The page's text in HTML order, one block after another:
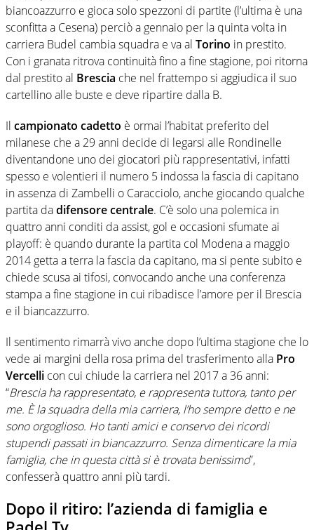
biancoazzurro e gioca solo spezzoni di partite (l’ultima è una
sconfitta a Cesena) perciò a gennaio per la quinta volta in
carriera Budel cambia squadra e va al Torino in prestito.
Con i granata ritrova continuità fino a fine stagione, poi ritorna
dal prestito al Brescia che nel frattempo si aggiudica il suo
cartellino alle buste e deve ripartire dalla B.
Il campionato cadetto è ormai l’habitat preferito del
milanese che a 29 anni decide di legarsi alle Rondinelle
diventandone uno dei giocatori più rappresentativi, infatti
spesso e volentieri il numero 5 indossa la fascia di capitano
in assenza di Zambelli o Caracciolo, anche giocando qualche
partita dadifensore centrale. C’è solo una polemica in
quattro anni conditi da assist, gol e occasioni sfumate ai
playoff: è quando durante la partita col Modena a maggio
2014 getta a terra la fascia da capitano, ma si pente subito e
chiede scusa ai tifosi, convocando anche una conferenza
stampa a fine stagione in cui ribadisce l’amore per il Brescia
e il biancazzurro.
Il sentimento rimarrà vivo anche dopo l’ultima stagione che lo
vede ai margini della rosa prima del trasferimento alla Pro
Vercelli con cui chiude la carriera nel 2017 a 36 anni:
“Brescia ha rappresentato, e rappresenta tuttora, tanto per
me. È la squadra della mia carriera, l’ho sempre detto e ne
sono orgoglioso. Ho tanti amici e conservo dei ricordi
stupendi passati in biancazzurro. Senza dimenticare la mia
famiglia, che in questa città si è trovata benissimo”,
confesserà quattro anni più tardi.
Dopo il ritiro: l’azienda di famiglia e